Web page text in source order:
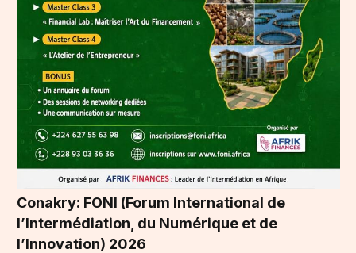
Conakry: FONI (Forum International de
l’Intermédiation, du Numérique et de
l’Innovation) 2026